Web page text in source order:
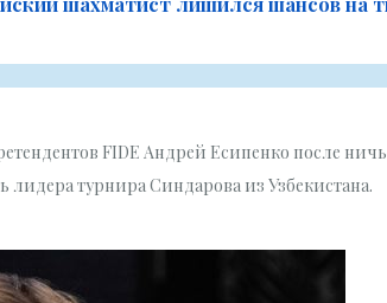
FIDE Андрей Есипенко после
турнира Синдарова из Узбекистана.